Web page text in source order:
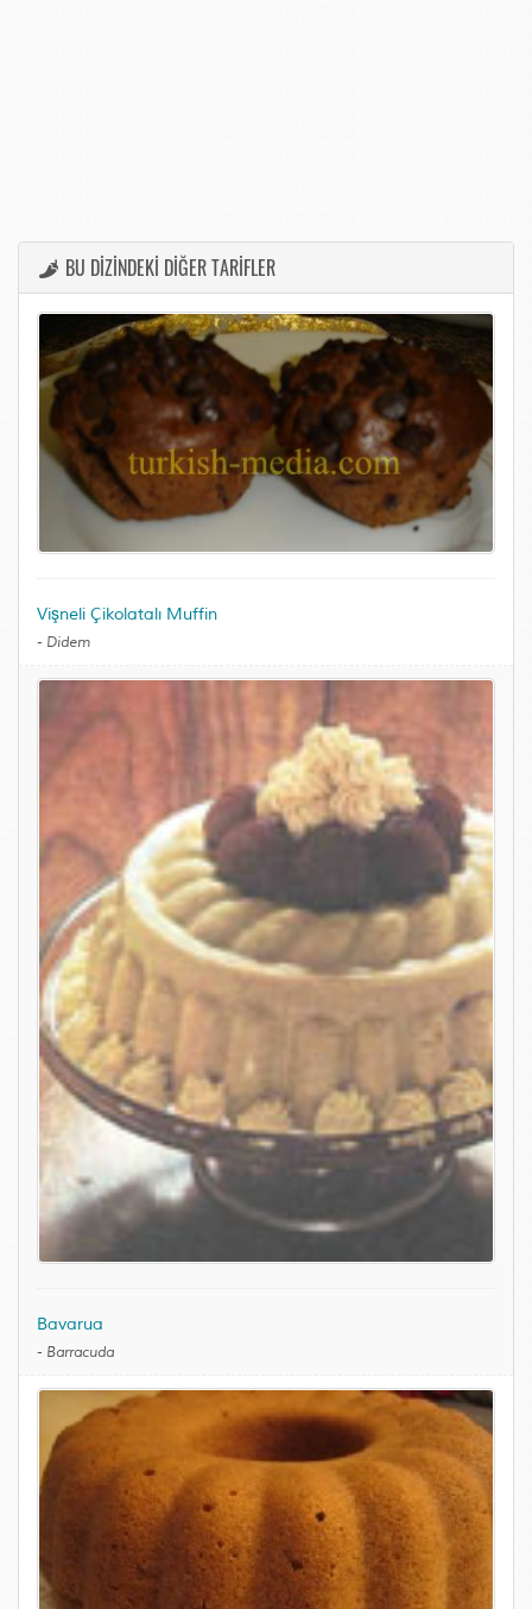
BU DİZİNDEKİ DİĞER TARİFLER
Vişneli Çikolatalı Muffin
- Didem
Bavarua
- Barracuda